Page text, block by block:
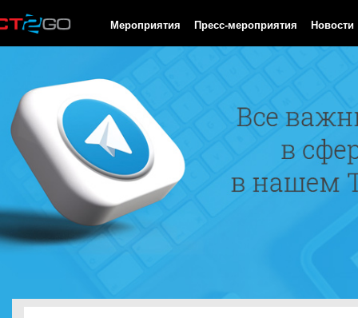
Мероприятия Пресс-мероприятия Новости